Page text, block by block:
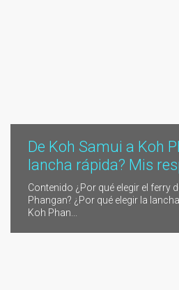
De Koh Samui a Koh
lancha rápida? Mis
Contenido ¿Por qué elegir el ferry
Phangan? ¿Por qué elegir la
Koh Phan...